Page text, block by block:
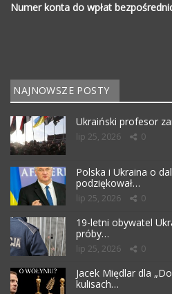
Numer konta do wpłat
NAJNOWSZE POSTY
Ukraiński profesor
lip 25, 2026 0
Polska i Ukraina o
podziękował…
lip 25, 2026 0
19-letni obywatel
próby…
lip 25, 2026 0
Jacek Międlar dla
kulisach…